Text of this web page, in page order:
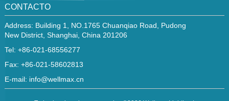
CONTACTO
Address: Building 1, NO.1765 Chuanqiao Road, Pudong
New District, Shanghai, China 201206
Tel: +86-021-68556277
Fax: +86-021-58602813
E-mail: info@wellmax.cn